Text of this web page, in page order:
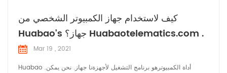
كيف لاستخدام جهاز الكمبيوتر الشخصي من
Huabao's جهاز؟ Huabaotelematics.com .
Mar 19 , 2021
Huabao .أداة الكمبيوترهو برنامج التشغيل لأجهزةنا جهاز. نحن يمكن